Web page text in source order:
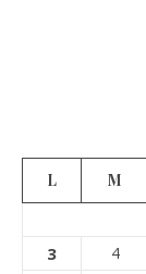
L M
3 4